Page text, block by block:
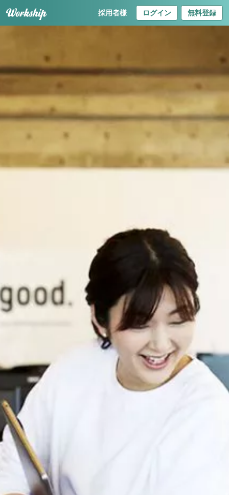
採用者様 ログイン 無料登録